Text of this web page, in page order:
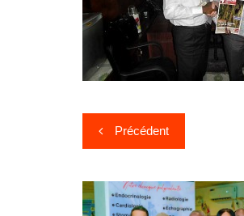
Précédent